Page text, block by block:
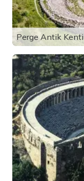
Perge Antik Kenti